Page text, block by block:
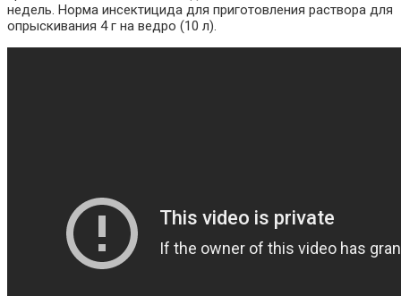
недель. Норма инсектицида для приготовления раствора для
опрыскивания 4 г на ведро (10 л).